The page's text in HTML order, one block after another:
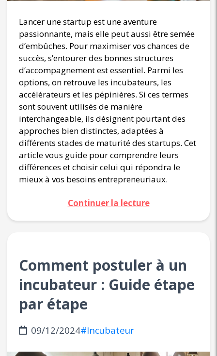
Lancer une startup est une aventure
passionnante, mais elle peut aussi être semée
d’embûches. Pour maximiser vos chances de
succès, s’entourer des bonnes structures
d’accompagnement est essentiel. Parmi les
options, on retrouve les incubateurs, les
accélérateurs et les pépinières. Si ces termes
sont souvent utilisés de manière
interchangeable, ils désignent pourtant des
approches bien distinctes, adaptées à
différents stades de maturité des startups. Cet
article vous guide pour comprendre leurs
différences et choisir celui qui répondra le
mieux à vos besoins entrepreneuriaux.
Continuer la lecture
Comment postuler à un
incubateur : Guide étape
par étape
09/12/2024#Incubateur